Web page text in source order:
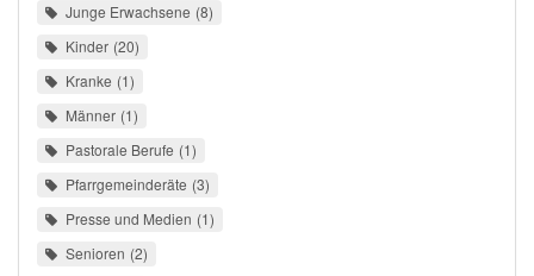
Junge Erwachsene 8
Kinder 20
Kranke 1
Männer 1
Pastorale Berufe 1
Pfarrgemeinderäte 3
Presse und Medien 1
Senioren 2